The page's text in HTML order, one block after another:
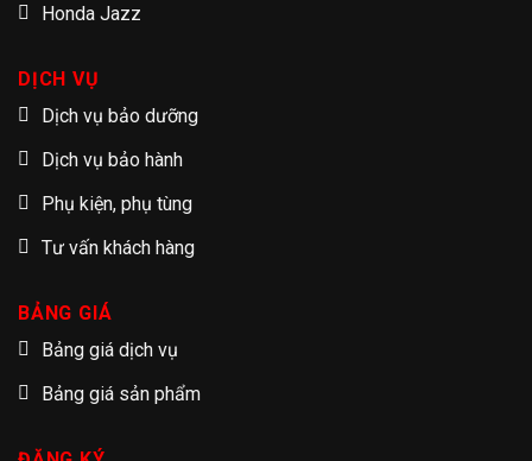
Honda Jazz
DỊCH VỤ
Dịch vụ bảo dưỡng
Dịch vụ bảo hành
Phụ kiện, phụ tùng
Tư vấn khách hàng
BẢNG GIÁ
Bảng giá dịch vụ
Bảng giá sản phẩm